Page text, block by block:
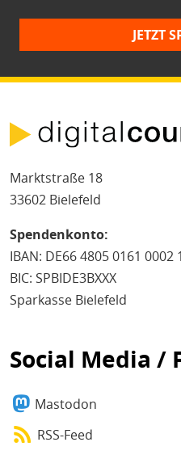
JETZT
Marktstraße 18
33602 Bielefeld
Spendenkonto:
IBAN: DE66 4805 0161 0002
BIC: SPBIDE3BXXX
Sparkasse Bielefeld
Social Media /
Mastodon
RSS-Feed